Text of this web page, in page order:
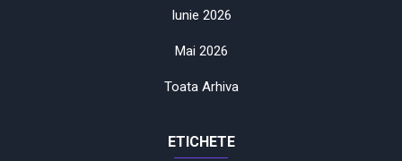
Iunie 2026
Mai 2026
Toata Arhiva
ETICHETE